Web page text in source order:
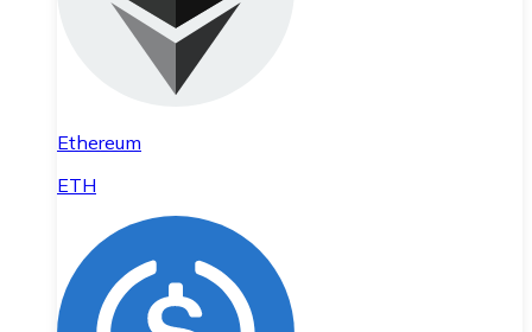
Ethereum
ETH